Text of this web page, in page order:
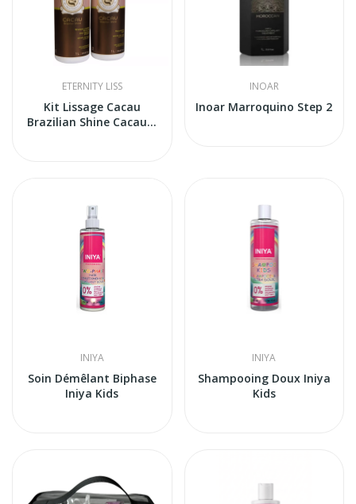
ETERNITY LISS
Kit Lissage Cacau
Brazilian Shine Cacau...
INOAR
Inoar Marroquino Step 2
INIYA
Soin Démêlant Biphase
Iniya Kids
INIYA
Shampooing Doux Iniya
Kids